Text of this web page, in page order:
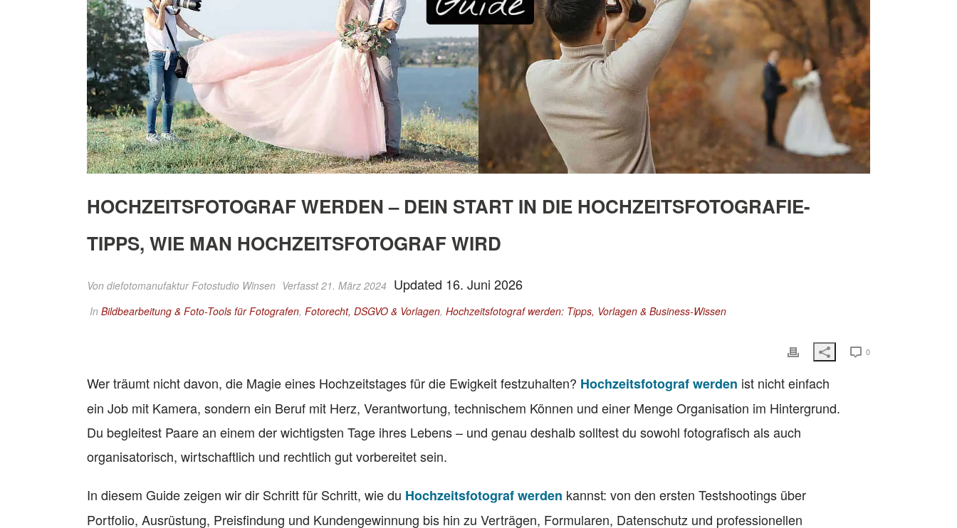
HOCHZEITSFOTOGRAF WERDEN – DEIN START IN DIE HOCHZEITSFOTOGRAFIE-
TIPPS, WIE MAN HOCHZEITSFOTOGRAF WIRD
Von diefotomanufaktur Fotostudio Winsen Verfasst 21. März 2024 Updated 16. Juni 2026
In Bildbearbeitung & Foto-Tools für Fotografen, Fotorecht, DSGVO & Vorlagen, Hochzeitsfotograf werden: Tipps, Vorlagen & Business-Wissen
0
Wer träumt nicht davon, die Magie eines Hochzeitstages für die Ewigkeit festzuhalten? Hochzeitsfotograf werden ist nicht einfach
ein Job mit Kamera, sondern ein Beruf mit Herz, Verantwortung, technischem Können und einer Menge Organisation im Hintergrund.
Du begleitest Paare an einem der wichtigsten Tage ihres Lebens – und genau deshalb solltest du sowohl fotografisch als auch
organisatorisch, wirtschaftlich und rechtlich gut vorbereitet sein.
In diesem Guide zeigen wir dir Schritt für Schritt, wie du Hochzeitsfotograf werden kannst: von den ersten Testshootings über
Portfolio, Ausrüstung, Preisfindung und Kundengewinnung bis hin zu Verträgen, Formularen, Datenschutz und professionellen